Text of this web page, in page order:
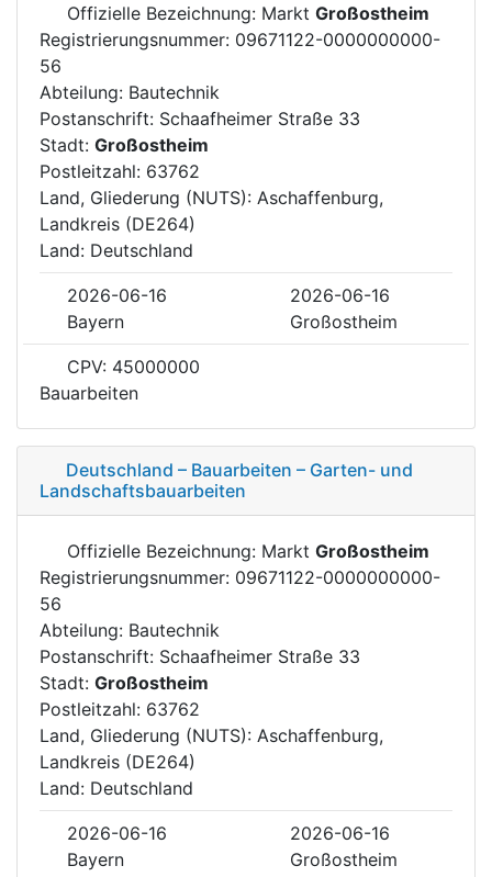
Offizielle Bezeichnung: Markt Großostheim
Registrierungsnummer: 09671122-0000000000-
56
Abteilung: Bautechnik
Postanschrift: Schaafheimer Straße 33
Stadt: Großostheim
Postleitzahl: 63762
Land, Gliederung (NUTS): Aschaffenburg,
Landkreis (DE264)
Land: Deutschland
2026-06-16
2026-06-16
Bayern
Großostheim
CPV: 45000000
Bauarbeiten
Deutschland – Bauarbeiten – Garten- und
Landschaftsbauarbeiten
Offizielle Bezeichnung: Markt Großostheim
Registrierungsnummer: 09671122-0000000000-
56
Abteilung: Bautechnik
Postanschrift: Schaafheimer Straße 33
Stadt: Großostheim
Postleitzahl: 63762
Land, Gliederung (NUTS): Aschaffenburg,
Landkreis (DE264)
Land: Deutschland
2026-06-16
2026-06-16
Bayern
Großostheim